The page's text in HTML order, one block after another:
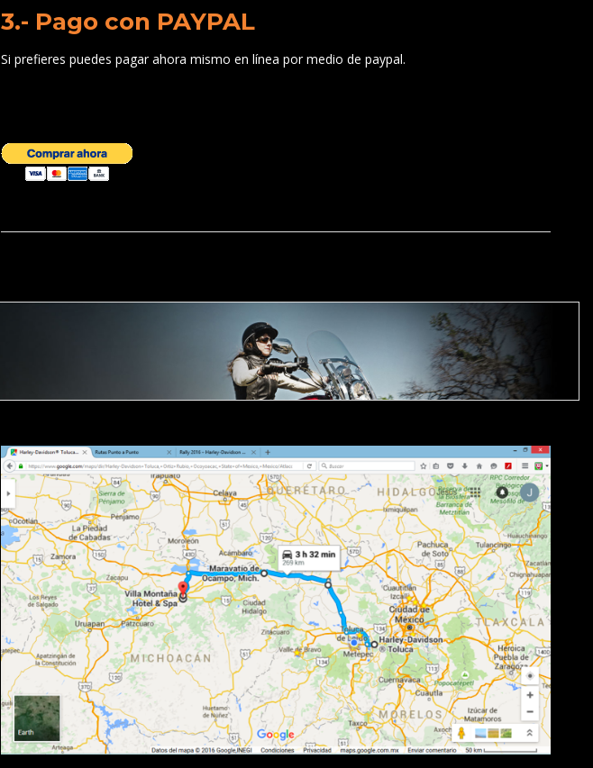
3.- Pago con PAYPAL
Si prefieres puedes pagar ahora mismo en línea por medio de paypal.